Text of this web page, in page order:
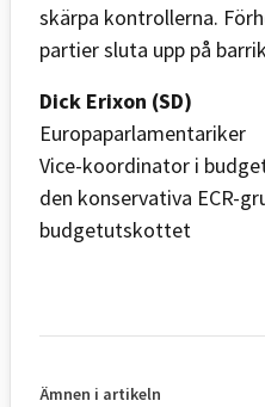
skärpa kontrollerna.
partier sluta upp på
Dick Erixon (SD)
Europaparlamentariker
Vice-koordinator i
den konservativa ECR-
budgetutskottet
Ämnen i artikeln